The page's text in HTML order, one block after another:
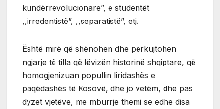
kundërrevolucionare”, e studentët
,,irredentistë”, ,,separatistë”, etj.
Është mirë që shënohen dhe përkujtohen
ngjarje të tilla që lëvizën historinë shqiptare, që
homogjenizuan popullin liridashës e
paqëdashës të Kosovë, dhe jo vetëm, dhe pas
dyzet vjetëve, me mburrje themi se edhe disa